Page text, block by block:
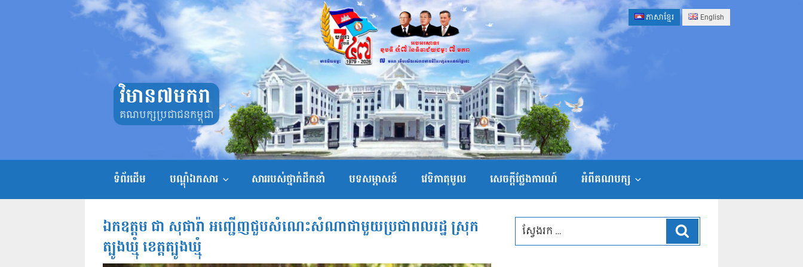
ភាសាខ្មែរ English
វិមាន៧មករា
គណបក្សប្រជាជនកម្ពុជា
ទំព័រដើម បណ្តុំឯកសារ សាររបស់ថ្នាក់ដឹកនាំ បទសម្ភាសន៍ វេទិកាតុមូល សេចក្ដីថ្លែងការណ៍ អំពីគណបក្ស
ឯកឧត្តម ជា សុផារ៉ា អញ្ជើញជួបសំណេះសំណាជាមួយប្រជាពលរដ្ឋ ស្រុក
ត្បូងឃ្មុំ ខេត្តត្បូងឃ្មុំ